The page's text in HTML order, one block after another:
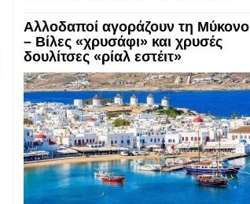
Αλλοδαποί αγοράζουν τη Μύκονο
– Βίλες «χρυσάφι» και χρυσές
δουλίτσες «ρίαλ εστέιτ»